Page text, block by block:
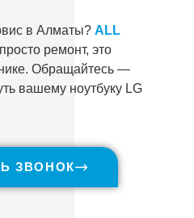
в Алматы? ALL
ремонт, это
Обращайтесь —
вашему ноутбуку LG
ЗВОНОК